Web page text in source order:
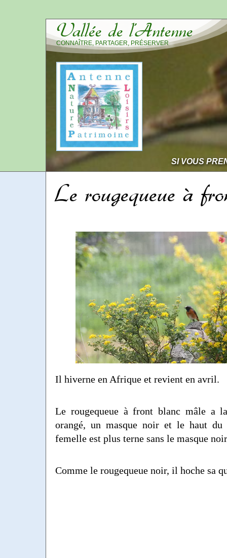
Vallée de l’Antenne
CONNAÎTRE, PARTAGER, PRÉSERVER
SI VOUS
Le rougequeue à
Il hiverne en Afrique et revient en avril.
Le rougequeue à front blanc mâle a
orangé, un masque noir et le haut
femelle est plus terne sans le masque
Comme le rougequeue noir, il hoche sa